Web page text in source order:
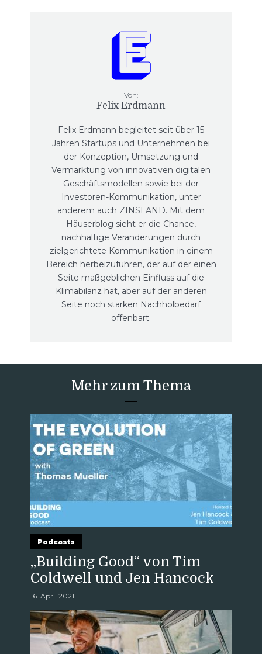
Von:
Felix Erdmann
Felix Erdmann begleitet seit über 15
Jahren Startups und Unternehmen bei
der Konzeption, Umsetzung und
Vermarktung von innovativen digitalen
Geschäftsmodellen sowie bei der
Investoren-Kommunikation, unter
anderem auch ZINSLAND. Mit dem
Häuserblog sieht er die Chance,
nachhaltige Veränderungen durch
zielgerichtete Kommunikation in einem
Bereich herbeizuführen, der auf der einen
Seite maßgeblichen Einfluss auf die
Klimabilanz hat, aber auf der anderen
Seite noch starken Nachholbedarf
offenbart.
Mehr zum Thema
Podcasts
„Building Good“ von Tim
Coldwell und Jen Hancock
16. April 2021